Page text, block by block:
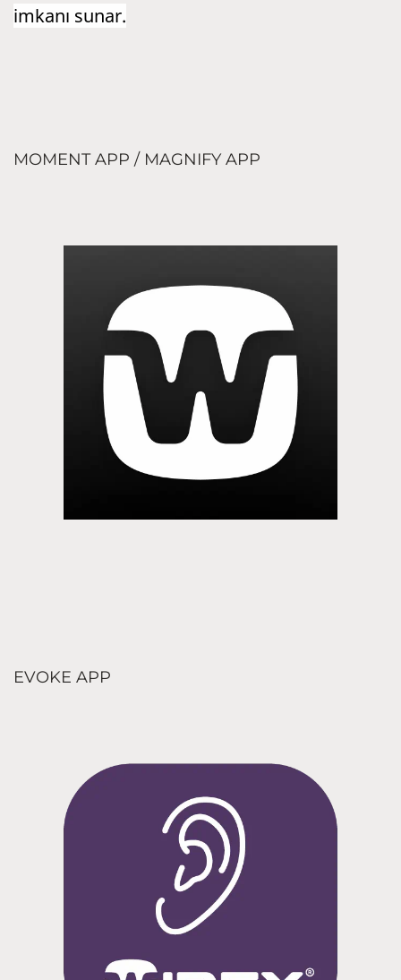
imkanı sunar.
MOMENT APP / MAGNIFY APP
EVOKE APP